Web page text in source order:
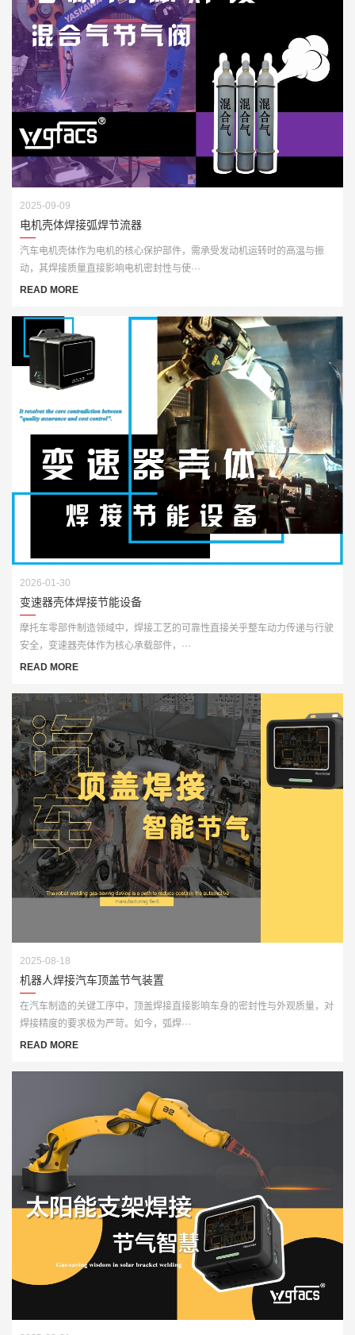
2025-09-09
电机壳体焊接弧焊节流器
汽车电机壳体作为电机的核心保护部件，需承受发动机运转时的高温与振
动，其焊接质量直接影响电机密封性与使···
READ MORE
2026-01-30
变速器壳体焊接节能设备
摩托车零部件制造领域中，焊接工艺的可靠性直接关乎整车动力传递与行驶
安全，变速器壳体作为核心承载部件，···
READ MORE
2025-08-18
机器人焊接汽车顶盖节气装置
在汽车制造的关键工序中，顶盖焊接直接影响车身的密封性与外观质量，对
焊接精度的要求极为严苛。如今，弧焊···
READ MORE